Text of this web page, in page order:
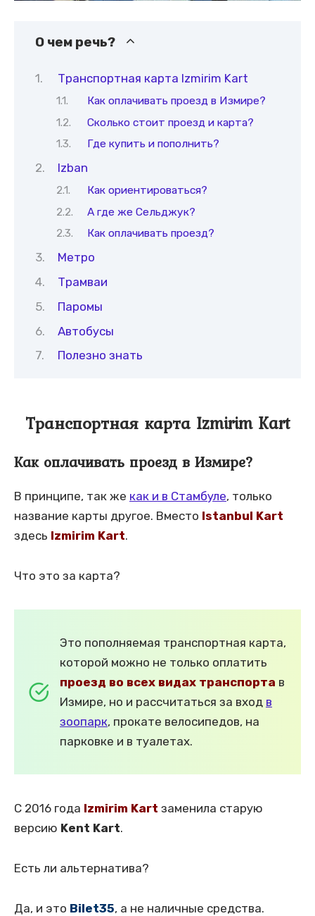
О чем речь?
Транспортная карта Izmirim Kart
Как оплачивать проезд в Измире?
Сколько стоит проезд и карта?
Где купить и пополнить?
Izban
Как ориентироваться?
А где же Сельджук?
Как оплачивать проезд?
Метро
Трамваи
Паромы
Автобусы
Полезно знать
Транспортная карта Izmirim Kart
Как оплачивать проезд в Измире?
В принципе, так же как и в Стамбуле, только
название карты другое. Вместо Istanbul Kart
здесь Izmirim Kart.
Что это за карта?
Это пополняемая транспортная карта,
которой можно не только оплатить
проезд во всех видах транспорта в
Измире, но и рассчитаться за вход в
зоопарк, прокате велосипедов, на
парковке и в туалетах.
С 2016 года Izmirim Kart заменила старую
версию Kent Kart.
Есть ли альтернатива?
Да, и это Bilet35, а не наличные средства.